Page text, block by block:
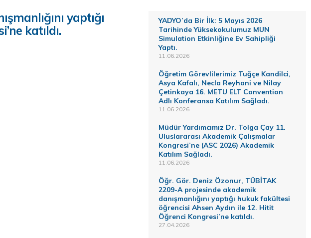
yaptığı
katıldı.
YADYO’da Bir İlk: 5 Mayıs 2026
Tarihinde Yüksekokulumuz MUN
Simulation Etkinliğine Ev Sahipliği
Yaptı.
11.06.2026
Öğretim Görevlilerimiz Tuğçe Kandilci,
Asya Kafalı, Necla Reyhani ve Nilay
Çetinkaya 16. METU ELT Convention
Adlı Konferansa Katılım Sağladı.
11.06.2026
Müdür Yardımcımız Dr. Tolga Çay 11.
Uluslararası Akademik Çalışmalar
Kongresi’ne (ASC 2026) Akademik
Katılım Sağladı.
11.06.2026
Öğr. Gör. Deniz Özonur, TÜBİTAK
2209-A projesinde akademik
danışmanlığını yaptığı hukuk fakültesi
öğrencisi Ahsen Aydın ile 12. Hitit
Öğrenci Kongresi’ne katıldı.
27.04.2026